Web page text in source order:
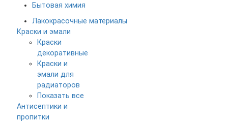
Бытовая химия
Лакокрасочные материалы
Краски и эмали
Краски
декоративные
Краски и
эмали для
радиаторов
Показать все
Антисептики и
пропитки